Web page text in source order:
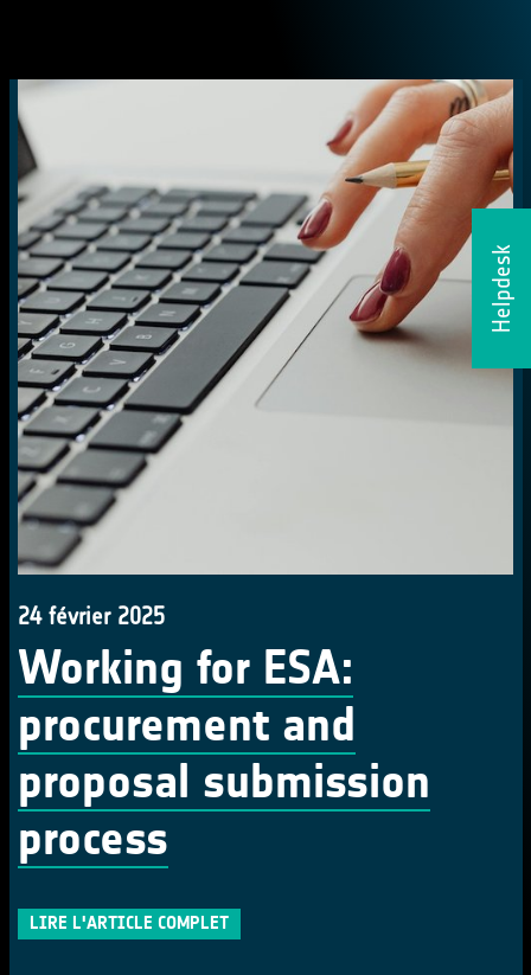
Helpdesk
24 février 2025
Working for ESA:
procurement and
proposal submission
process
LIRE L'ARTICLE COMPLET